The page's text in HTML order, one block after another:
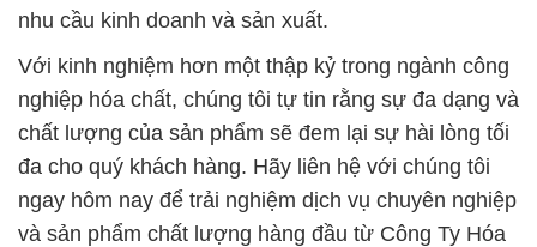
nhu cầu kinh doanh và sản xuất.
Với kinh nghiệm hơn một thập kỷ trong ngành công
nghiệp hóa chất, chúng tôi tự tin rằng sự đa dạng và
chất lượng của sản phẩm sẽ đem lại sự hài lòng tối
đa cho quý khách hàng. Hãy liên hệ với chúng tôi
ngay hôm nay để trải nghiệm dịch vụ chuyên nghiệp
và sản phẩm chất lượng hàng đầu từ Công Ty Hóa